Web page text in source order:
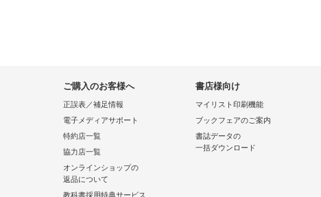
ご購入のお客様へ
正誤表／補足情報
電子メディアサポート
特約店一覧
協力店一覧
オンラインショップの
返品について
教科書採用特典サービス
書店様向け
マイリスト印刷機能
ブックフェアのご案内
書誌データの
一括ダウンロード